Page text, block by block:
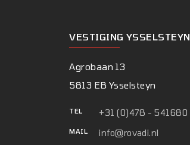
VESTIGING YSSELSTEYN
Agrobaan 13
5813 EB Ysselsteyn
TEL +31 (0)478 - 541680
MAIL info@rovadi.nl